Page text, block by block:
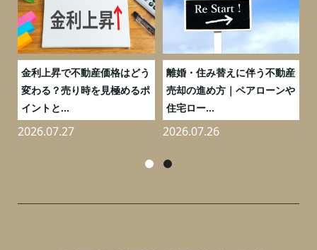
金利上昇で不動産価格はどう
変わる？売り時を見極めるポ
イントと...
2026.07.27
離婚・住み替えに伴う不動産
売却の進め方｜ペアローンや
住宅ロー...
2026.07.26